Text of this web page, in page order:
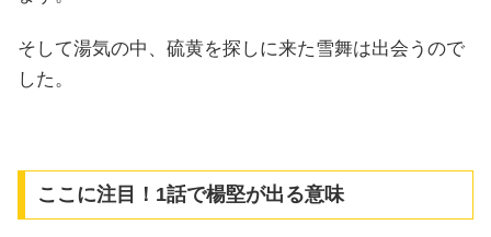
そして湯気の中、硫黄を探しに来た雪舞は出会うので
した。
ここに注目！1話で楊堅が出る意味